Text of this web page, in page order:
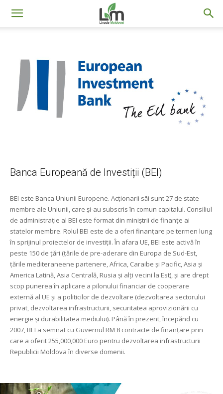
Livada
Moldovei
Banca Europeană de Investiții (BEI)
BEI este Banca Uniunii Europene. Acţionarii săi sunt 27 de state
membre ale Uniunii, care și-au subscris în comun capitalul. Consiliul
de administraţie al BEI este format din miniştrii de finanţe ai
statelor membre. Rolul BEI este de a oferi finanţare pe termen lung
în sprijinul proiectelor de investiţii. În afara UE, BEI este activă în
peste 150 de ţări (ţările de pre-aderare din Europa de Sud-Est,
ţările mediteraneene partenere, Africa, Caraibe şi Pacific, Asia şi
America Latină, Asia Centrală, Rusia şi alţi vecini la Est), și are drept
scop punerea în aplicare a pilonului financiar de cooperare
externă al UE şi a politicilor de dezvoltare (dezvoltarea sectorului
privat, dezvoltarea infrastructurii, securitatea aprovizionării cu
energie şi durabilitatea mediului). Până în prezent, începănd cu
2007, BEI a semnat cu Guvernul RM 8 contracte de finanțare prin
care a oferit 255,000,000 Euro pentru dezvoltarea infrastructurii
Republicii Moldova în diverse domenii.